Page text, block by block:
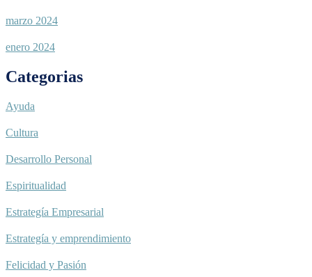
marzo 2024
enero 2024
Categorias
Ayuda
Cultura
Desarrollo Personal
Espiritualidad
Estrategía Empresarial
Estrategía y emprendimiento
Felicidad y Pasión